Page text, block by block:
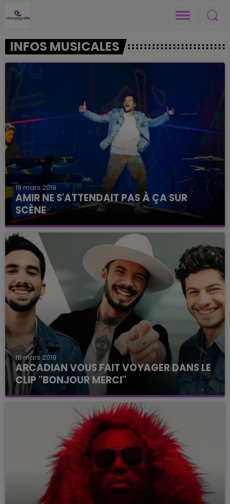
INFOS MUSICALES
19 mars 2019
AMIR NE S'ATTENDAIT PAS À ÇA SUR
SCÈNE
Une belle surprise pour le chanteur.
18 mars 2019
ARCADIAN VOUS FAIT VOYAGER DANS LE
CLIP "BONJOUR MERCI"
Les fans l'attendaient avec impatience.